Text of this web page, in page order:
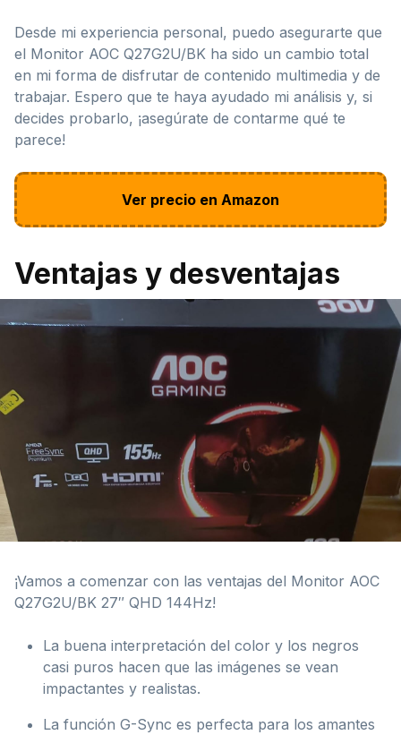
Desde mi experiencia personal, puedo asegurarte que
el Monitor AOC Q27G2U/BK ha sido un cambio total
en mi forma de disfrutar de contenido multimedia y de
trabajar. Espero que te haya ayudado mi análisis y, si
decides probarlo, ¡asegúrate de contarme qué te
parece!
Ver precio en Amazon
Ventajas y desventajas
¡Vamos a comenzar con las ventajas del Monitor AOC
Q27G2U/BK 27″ QHD 144Hz!
La buena interpretación del color y los negros
casi puros hacen que las imágenes se vean
impactantes y realistas.
La función G-Sync es perfecta para los amantes